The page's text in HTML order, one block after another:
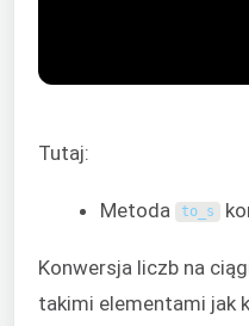
Tutaj:
Metoda to_s
Konwersja liczb na
takimi elementami jak